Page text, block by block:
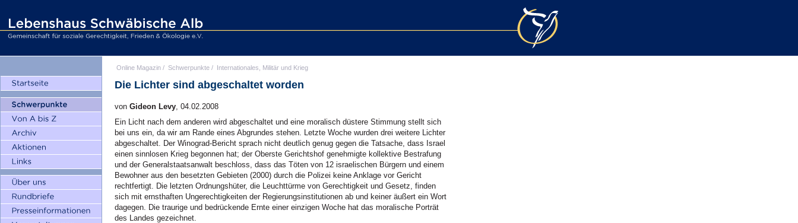
Online Magazin / Schwerpunkte / Internationales, Militär und Krieg
Die Lichter sind abgeschaltet worden
von Gideon Levy, 04.02.2008
Ein Licht nach dem anderen wird abgeschaltet und eine moralisch düstere Stimmung stellt sich
bei uns ein, da wir am Rande eines Abgrundes stehen. Letzte Woche wurden drei weitere Lichter
abgeschaltet. Der Winograd-Bericht sprach nicht deutlich genug gegen die Tatsache, dass Israel
einen sinnlosen Krieg begonnen hat; der Oberste Gerichtshof genehmigte kollektive Bestrafung
und der Generalstaatsanwalt beschloss, dass das Töten von 12 israelischen Bürgern und einem
Bewohner aus den besetzten Gebieten (2000) durch die Polizei keine Anklage vor Gericht
rechtfertigt. Die letzten Ordnungshüter, die Leuchttürme von Gerechtigkeit und Gesetz, finden
sich mit ernsthaften Ungerechtigkeiten der Regierungsinstitutionen ab und keiner äußert ein Wort
dagegen. Die traurige und bedrückende Ernte einer einzigen Woche hat das moralische Porträt
des Landes gezeichnet.